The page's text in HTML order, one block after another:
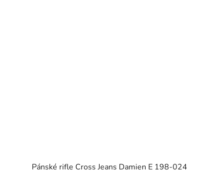
Pánské rifle Cross Jeans Damien E 198-024